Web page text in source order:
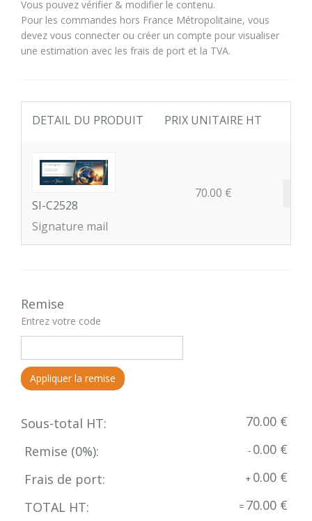
Vous pouvez vérifier & modifier le contenu.
Pour les commandes hors France Métropolitaine, vous
devez vous connecter ou créer un compte pour visualiser
une estimation avec les frais de port et la TVA.
DETAIL DU PRODUIT PRIX UNITAIRE HT
SI-C2528
Signature mail
70.00 €
Remise
Entrez votre code
Appliquer la remise
Sous-total HT:
70.00 €
Remise (0%): - 0.00 €
Frais de port:
+ 0.00 €
TOTAL HT:
= 70.00 €